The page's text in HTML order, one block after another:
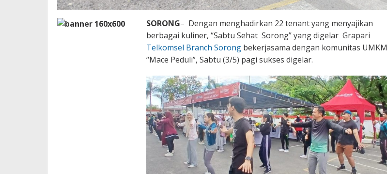
SORONG– Dengan menghadirkan 22 tenant yang menyajikan
berbagai kuliner, “Sabtu Sehat Sorong” yang digelar Grapari
Telkomsel Branch Sorongbekerjasama dengan komunitas UMKM
“Mace Peduli”, Sabtu (3/5) pagi sukses digelar.